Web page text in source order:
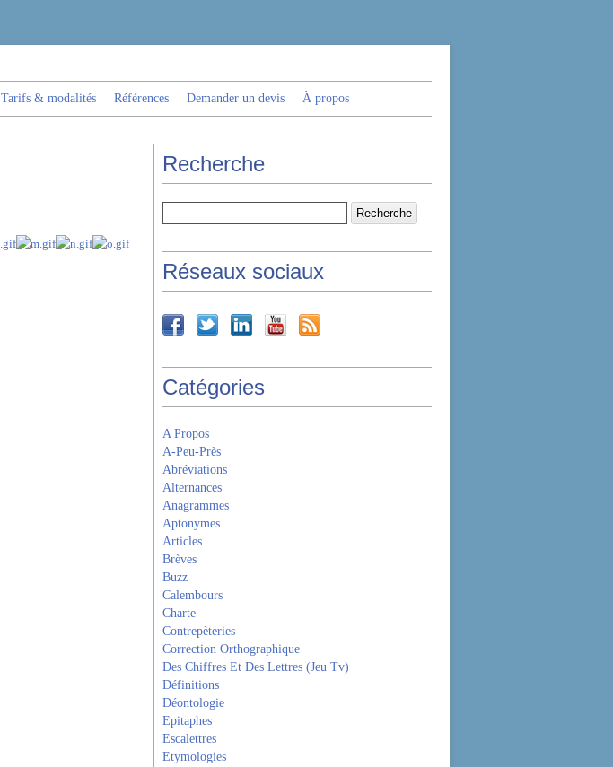
Tarifs & modalités Références Demander un devis À propos
Recherche
Réseaux sociaux
Catégories
A Propos
A-Peu-Près
Abréviations
Alternances
Anagrammes
Aptonymes
Articles
Brèves
Buzz
Calembours
Charte
Contrepèteries
Correction Orthographique
Des Chiffres Et Des Lettres (Jeu Tv)
Définitions
Déontologie
Epitaphes
Escalettres
Etymologies